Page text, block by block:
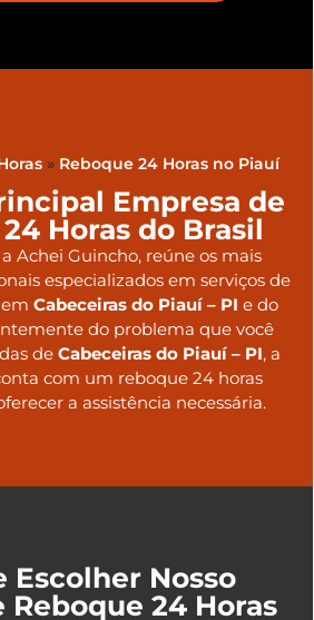
» Reboque 24 Horas no Piauí
Empresa de
Horas do Brasil
Achei Guincho, reúne os mais
especializados em serviços de
em Cabeceiras do Piauí – PI e do
do problema que você
de Cabeceiras do Piauí – PI, a
com um reboque 24 horas
a assistência necessária.
Escolher Nosso
Reboque 24 Horas